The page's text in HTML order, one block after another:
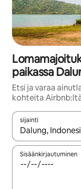
paikassa
Etsi ja varaa
kohteita
sijainti
Kun tulokset ovat
Sisäänkirjautuminen